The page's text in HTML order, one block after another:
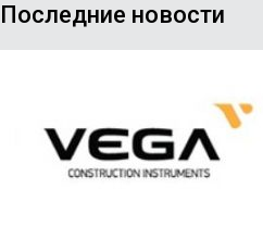
Последние новости